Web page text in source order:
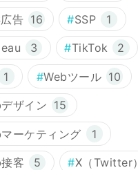
告 16 SSP 1
3 TikTok 2
1 Webツール 10
ザイン 15
ーケティング 1
客 5 X（Twitter）